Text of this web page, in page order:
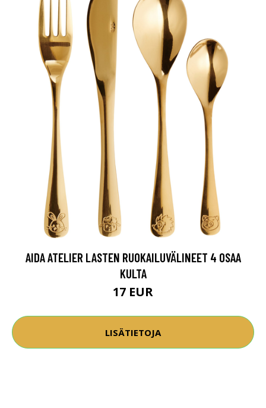
AIDA ATELIER LASTEN RUOKAILUVÄLINEET 4 OSAA
KULTA
17 EUR
LISÄTIETOJA